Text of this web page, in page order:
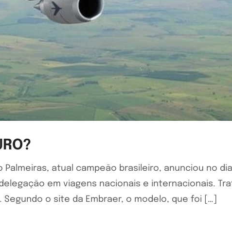
atual campeão brasileiro, anunciou no
em viagens nacionais e internacionais.
Segundo o site da Embraer, o modelo, que foi […]